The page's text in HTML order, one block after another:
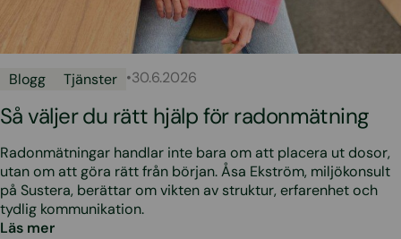
Blogg Tjänster •30.6.2026
Så väljer du rätt hjälp för radonmätning
Radonmätningar handlar inte bara om att placera ut dosor,
utan om att göra rätt från början. Åsa Ekström, miljökonsult
på Sustera, berättar om vikten av struktur, erfarenhet och
tydlig kommunikation.
Läs mer